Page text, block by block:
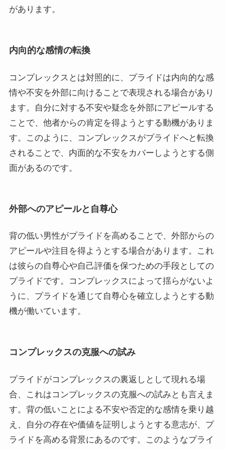
があります。
内向的な感情の転換
コンプレックスとは対照的に、プライドは内向的な感
情や不安を外部に向けることで表現される場合があり
ます。自分に対する不安や疑念を外部にアピールする
ことで、他者からの肯定を得ようとする動機がありま
す。このように、コンプレックスがプライドへと転換
されることで、内面的な不安をカバーしようとする側
面があるのです。
外部へのアピールと自尊心
背の低い男性がプライドを高めることで、外部からの
アピールや注目を得ようとする場合があります。これ
は彼らの自尊心や自己評価を保つための手段としての
プライドです。コンプレックスによって揺らがないよ
うに、プライドを通じて自尊心を確立しようとする動
機が働いています。
コンプレックスの克服への試み
プライドがコンプレックスの裏返しとして現れる場
合、これはコンプレックスの克服への試みとも言えま
す。背の低いことによる不安や否定的な感情を乗り越
え、自分の存在や価値を証明しようとする意志が、プ
ライドを高める背景にあるのです。このようなプライ